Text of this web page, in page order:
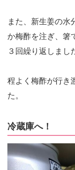
また、新生姜の水
か梅酢を注ぎ、箸
３回繰り返しまし
程よく梅酢が行き
た。
冷蔵庫へ！